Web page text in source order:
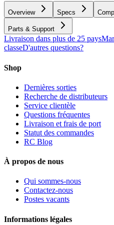
Overview Specs
Parts & Support
Livraison dans plus de 25 pays
classeD'autres questions?
Shop
Dernières sorties
Recherche de distributeurs
Service clientèle
Questions fréquentes
Livraison et frais de port
Statut des commandes
RC Blog
À propos de nous
Qui sommes-nous
Contactez-nous
Postes vacants
Informations légales